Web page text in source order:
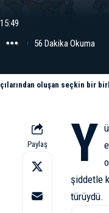
56 Dakika Okuma
oluşan seçkin bir
Paylaş Y
şiddetle
türüydü.